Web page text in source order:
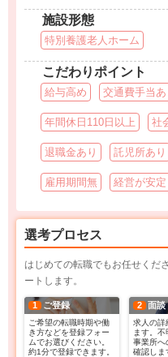
施設形態
特別養護老人ホーム
こだわりポイント
給与高め 交通費手当あ
年間休日110日以上 社
退職金あり 託児所あり
雇用期間無 経営が安
選考プロセス
はじめての転職でもお任せくだ
ートします。
1 ご登録
ご希望の転職時期や働
き方などを登録フォー
ムでお選びください。
約1分で登録できます。
2 面談
求人の詳
ます。
事業所へ
確認しま